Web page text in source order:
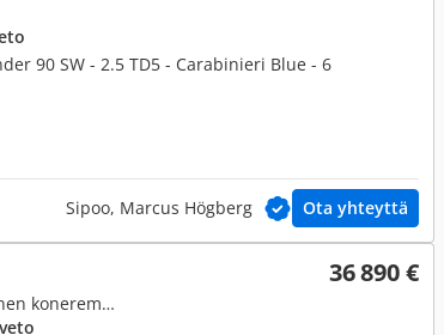
90 SW - 2.5 TD5 - Carabinieri Blue - 6
Sipoo, Marcus Högberg Ota yhteyttä
36 890 €
2,4, 90 SW SE | 4-P henkilöauto | Täydellinen koneremontti tehty 10tkm sitten |